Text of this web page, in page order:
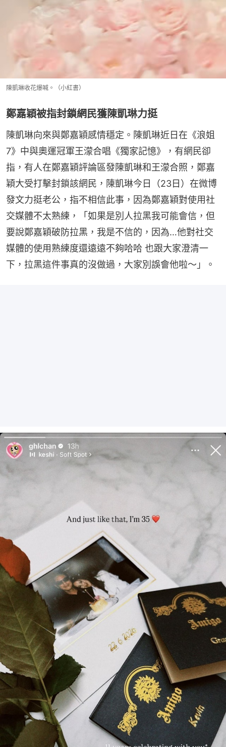
陳凱琳收花爆喊。（小紅書）
鄭嘉穎被指封鎖網民獲陳凱琳力挺
陳凱琳向來與鄭嘉穎感情穩定。陳凱琳近日在《浪姐
7》中與奧運冠軍王濛合唱《獨家記憶》，有網民卻
指，有人在鄭嘉穎評論區發陳凱琳和王濛合照，鄭嘉
穎大受打擊封鎖該網民，陳凱琳今日（23日）在微博
發文力挺老公，指不相信此事，因為鄭嘉穎對使用社
交媒體不太熟練，「如果是別人拉黑我可能會信，但
要說鄭嘉穎破防拉黑，我是不信的，因為…他對社交
媒體的使用熟練度還遠遠不夠哈哈 也跟大家澄清一
下，拉黑這件事真的沒做過，大家別誤會他啦～」。